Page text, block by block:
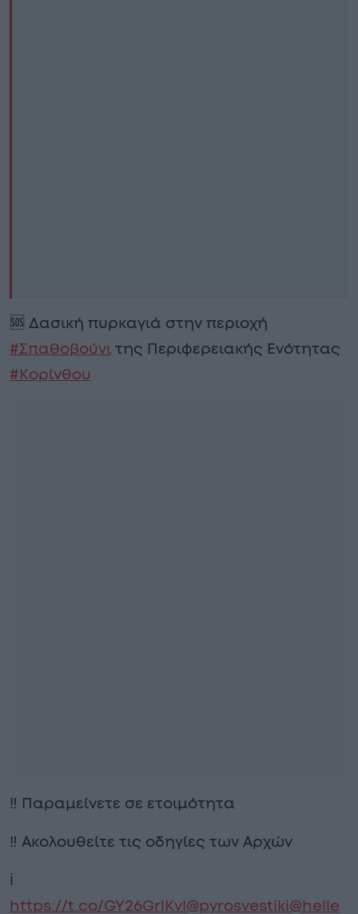
🆘 Δασική πυρκαγιά στην περιοχή
#Σπαθοβούνι της Περιφερειακής Ενότητας
#Κορίνθου
‼️ Παραμείνετε σε ετοιμότητα
‼️ Ακολουθείτε τις οδηγίες των Αρχών
ℹ️
https://t.co/GY26GrlKvl @pyrosvestiki@helle